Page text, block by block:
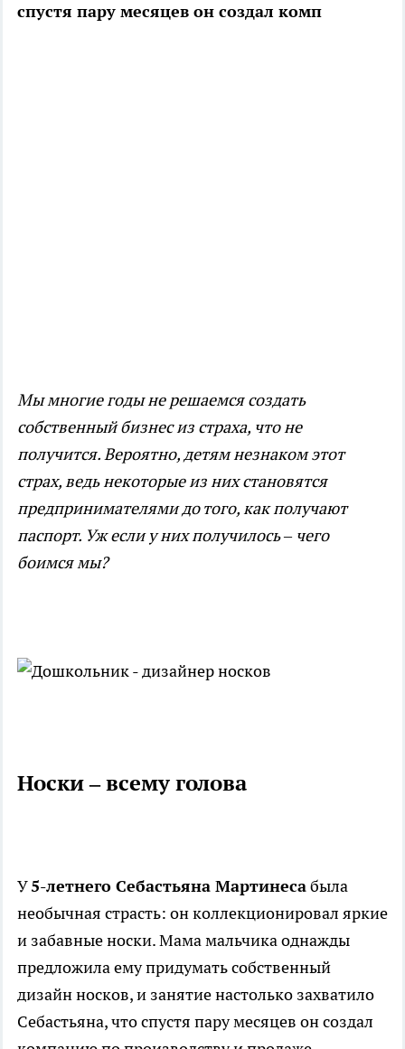
спустя пару месяцев он создал комп
Мы многие годы не решаемся создать
собственный бизнес из страха, что не
получится. Вероятно, детям незнаком этот
страх, ведь некоторые из них становятся
предпринимателями до того, как получают
паспорт. Уж если у них получилось – чего
боимся мы?
Носки – всему голова
У5-летнего Себастьяна Мартинесабыла
необычная страсть: он коллекционировал яркие
и забавные носки. Мама мальчика однажды
предложила ему придумать собственный
дизайн носков, и занятие настолько захватило
Себастьяна, что спустя пару месяцев он создал